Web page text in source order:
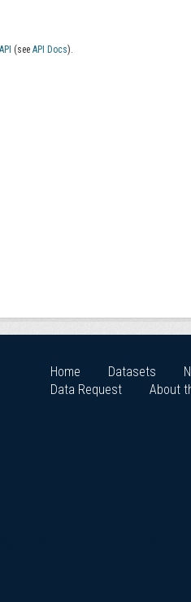
API (see API Docs).
Home Datasets
Data Request
About